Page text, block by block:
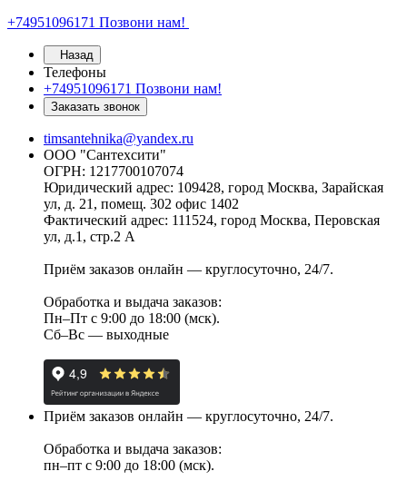
+74951096171 Позвони нам!
Назад
Телефоны
+74951096171 Позвони нам!
Заказать звонок
timsantehnika@yandex.ru
ООО "Сантехсити"
ОГРН: 1217700107074
Юридический адрес: 109428, город Москва, Зарайская
ул, д. 21, помещ. 302 офис 1402
Фактический адрес: 111524, город Москва, Перовская
ул, д.1, стр.2 А
Приём заказов онлайн — круглосуточно, 24/7.
Обработка и выдача заказов:
Пн–Пт с 9:00 до 18:00 (мск).
Сб–Вс — выходные
Приём заказов онлайн — круглосуточно, 24/7.
Обработка и выдача заказов:
пн–пт с 9:00 до 18:00 (мск).